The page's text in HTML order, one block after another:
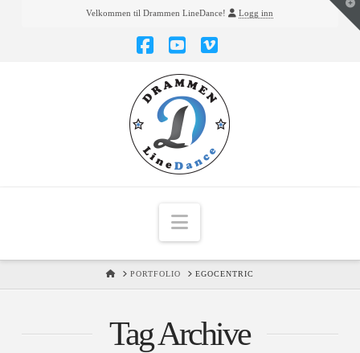
Velkommen til Drammen LineDance! Logg inn
Navigation
HOMEPORTFOLIO EGOCENTRIC
Tag Archive